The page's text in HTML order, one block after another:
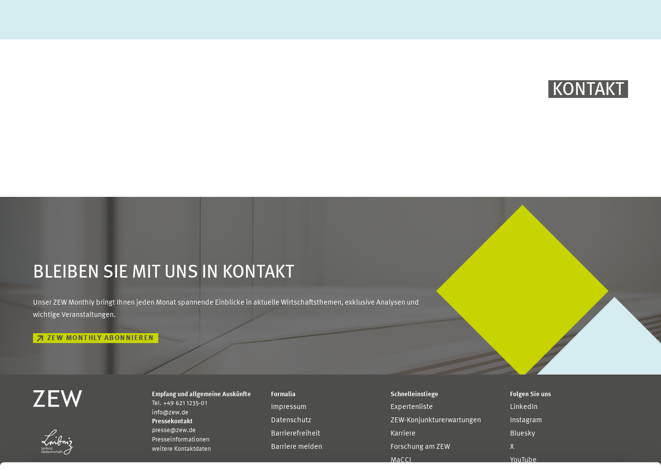
KONTAKT
BLEIBEN SIE MIT UNS IN KONTAKT
Unser ZEW Monthly bringt Ihnen jeden Monat spannende Einblicke in aktuelle Wirtschaftsthemen, exklusive Analysen und
wichtige Veranstaltungen.
ZEW MONTHLY ABONNIEREN
Empfang und allgemeine Auskünfte
Tel. +49 621 1235-01
info@zew.de
Pressekontakt
presse@zew.de
Presseinformationen
weitere Kontaktdaten
Formalia
Impressum
Datenschutz
Barrierefreiheit
Barriere melden
Schnelleinstiege
Expertenliste
ZEW-Konjunkturerwartungen
Karriere
Forschung am ZEW
MaCCI
Folgen Sie uns
LinkedIn
Instagram
Bluesky
X
YouTube